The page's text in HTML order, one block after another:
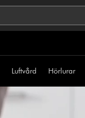
Luftvård Hörlurar